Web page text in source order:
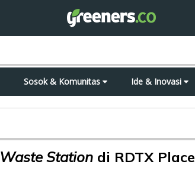
Sosok & Komunitas Ide & Inovasi
Waste Station di RDTX Place